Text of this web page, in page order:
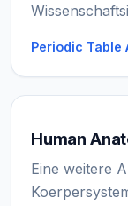
Periodic Table
Human
Eine weitere